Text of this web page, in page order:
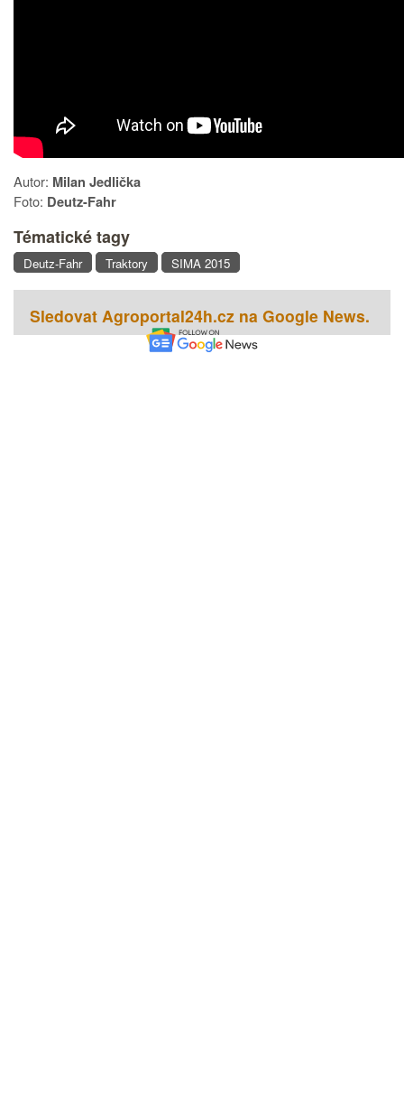
Autor: Milan Jedlička
Foto: Deutz-Fahr
Tématické tagy
Deutz-Fahr Traktory SIMA 2015
Sledovat Agroportal24h.cz na Google News.